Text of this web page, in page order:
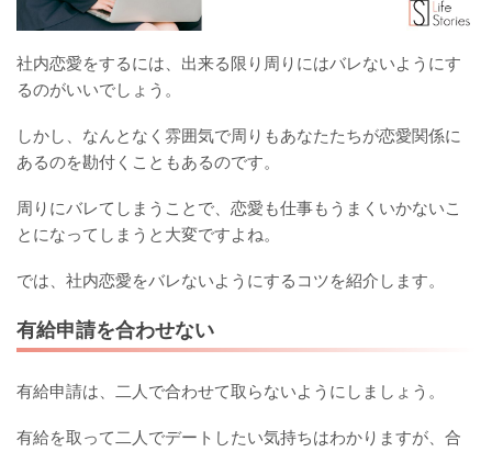
社内恋愛をするには、出来る限り周りにはバレないようにす
るのがいいでしょう。
しかし、なんとなく雰囲気で周りもあなたたちが恋愛関係に
あるのを勘付くこともあるのです。
周りにバレてしまうことで、恋愛も仕事もうまくいかないこ
とになってしまうと大変ですよね。
では、社内恋愛をバレないようにするコツを紹介します。
有給申請を合わせない
有給申請は、二人で合わせて取らないようにしましょう。
有給を取って二人でデートしたい気持ちはわかりますが、合